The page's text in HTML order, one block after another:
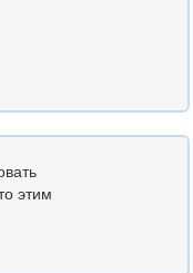
этим